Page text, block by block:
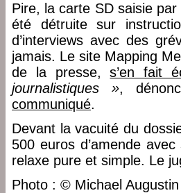
Pire, la carte SD saisie
été détruite sur
d’interviews avec des
jamais. Le site Mapping
de la presse,s’en fait
journalistiques »,
communiqué.
Devant la vacuité du
500 euros d’amende
relaxe pure et simple. Le
Photo : © Michael Augustin